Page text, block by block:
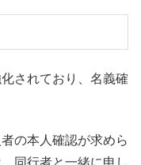
されており、名義確
の本人確認が求めら